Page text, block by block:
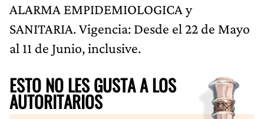
ALARMA EMPIDEMIOLOGICA y
SANITARIA. Vigencia: Desde el 22 de Mayo
al 11 de Junio, inclusive.
ESTO NO LES GUSTA A LOS
AUTORITARIOS